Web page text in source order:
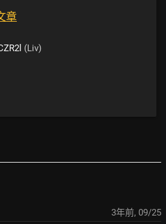
章
(Liv)
3年前, 09/25